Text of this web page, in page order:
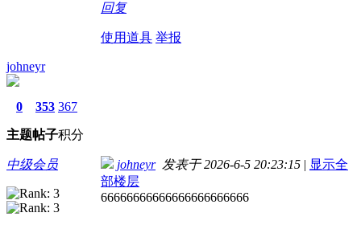
回复
使用道具 举报
johneyr
0
主题
353
帖子
367
积分
中级会员 johneyr发表于 2026-6-5 20:23:15 | 显示全
部楼层
66666666666666666666666